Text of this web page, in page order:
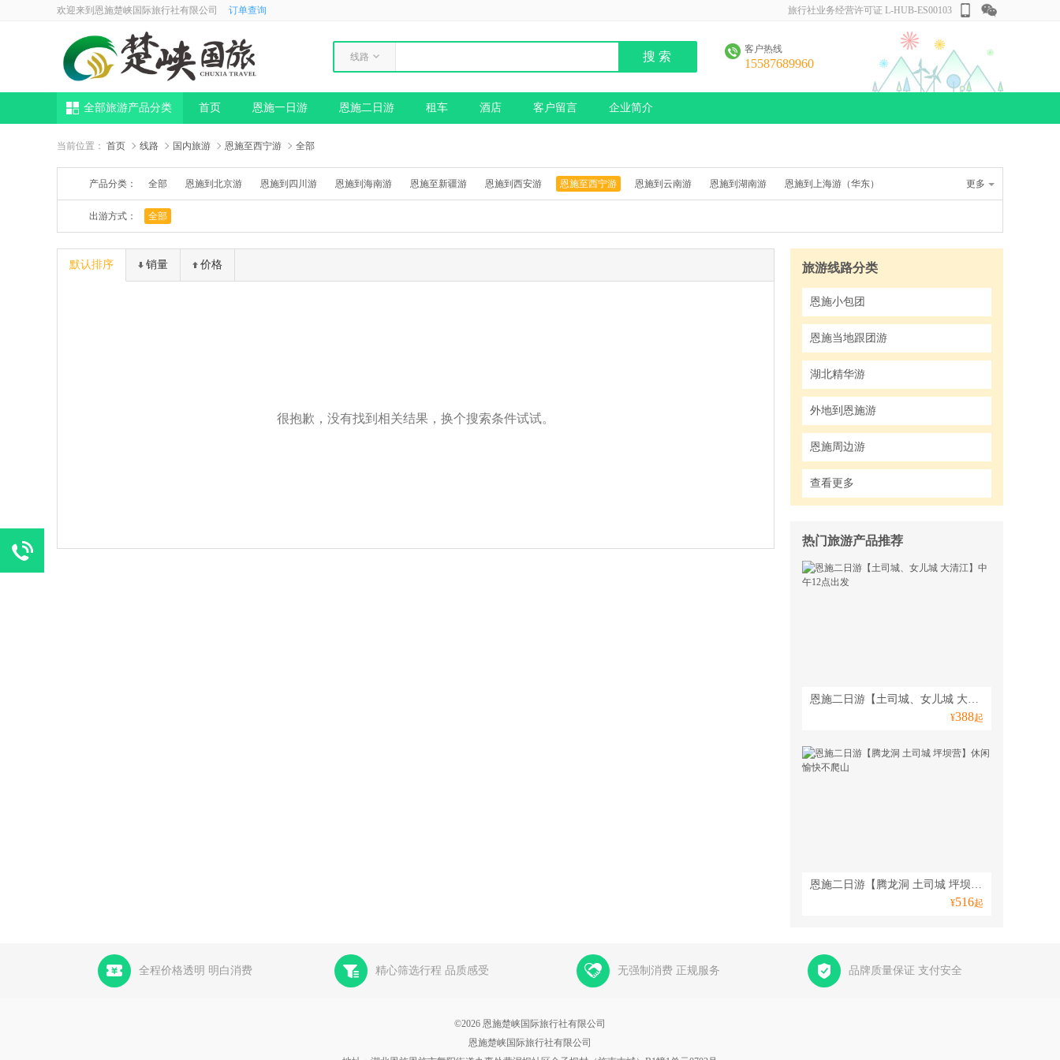
欢迎来到恩施楚峡国际旅行社有限公司 订单查询 旅行社业务经营许可证 L-HUB-ES00103
线路
客户热线
15587689960
全部旅游产品分类 首页 恩施一日游 恩施二日游 租车 酒店 客户留言 企业简介
当前位置： 首页 线路 国内旅游 恩施至西宁游 全部
产品分类： 全部 恩施到北京游 恩施到四川游 恩施到海南游 恩施至新疆游 恩施到西安游 恩施至西宁游 恩施到云南游 恩施到湖南游 恩施到上海游（华东）
恩施出发游华东
更多
出游方式： 全部
旅游线路分类
恩施小包团
恩施当地跟团游
湖北精华游
外地到恩施游
恩施周边游
查看更多
热门旅游产品推荐
恩施二日游【土司城、女儿城 大清江】中午12点出发
¥388起
恩施二日游【腾龙洞 土司城 坪坝营】休闲愉快不爬山
¥516起
默认排序 销量 价格
很抱歉，没有找到相关结果，换个搜索条件试试。
全程价格透明 明白消费 精心筛选行程 品质感受 无强制消费 正规服务 品牌质量保证 支付安全
©2026 恩施楚峡国际旅行社有限公司
恩施楚峡国际旅行社有限公司